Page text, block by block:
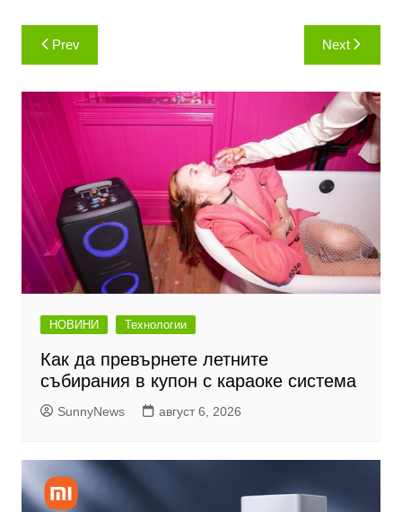
Навигация
Prev Next
НОВИНИ Технологии
Как да превърнете летните
събирания в купон с караоке система
SunnyNews август 6, 2026